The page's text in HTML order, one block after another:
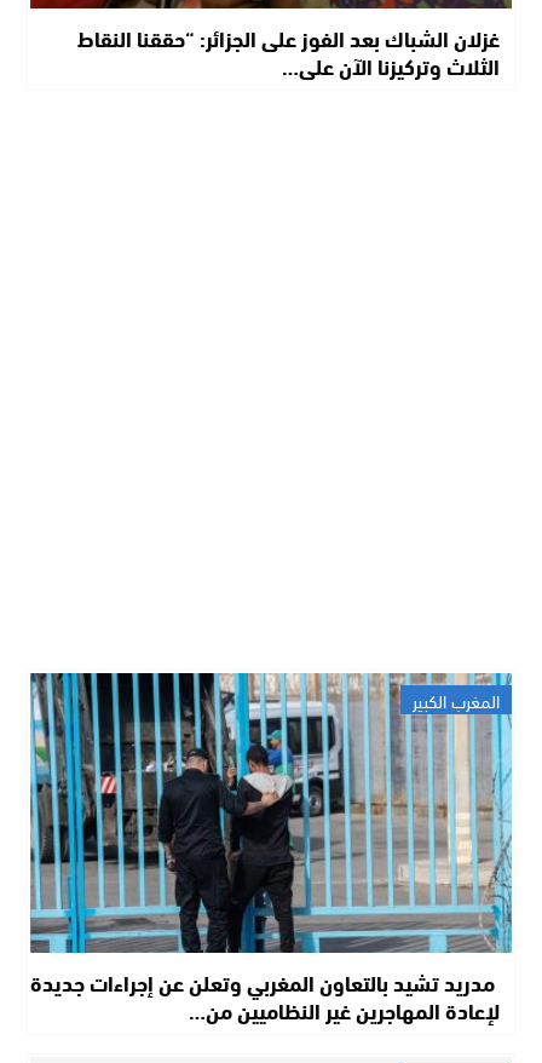
غزلان الشباك بعد الفوز على الجزائر: “حققنا النقاط
الثلاث وتركيزنا الآن على…
المغرب الكبير
مدريد تشيد بالتعاون المغربي وتعلن عن إجراءات جديدة
لإعادة المهاجرين غير النظاميين من…